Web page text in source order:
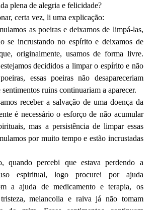
plena de alegria e felicidade?
certa vez, li uma explicação:
as poeiras e deixamos de limpá-las,
se incrustando no espírito e deixamos de
originalmente, usamos de forma livre.
decididos a limpar o espírito e não
essas poeiras não desapareceriam
sentimentos ruins continuariam a aparecer.
receber a salvação de uma doença da
é necessário o esforço de não acumular
mas a persistência de limpar essas
por muito tempo e estão incrustadas
quando percebi que estava perdendo a
espiritual, logo procurei por ajuda
a ajuda de medicamento e terapia, os
melancolia e raiva já não tomam